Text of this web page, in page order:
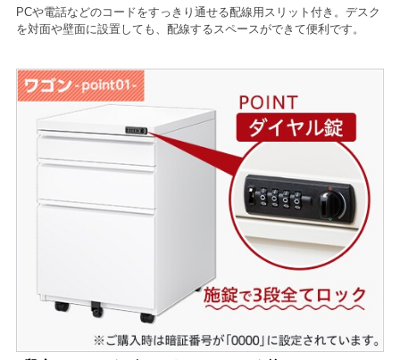
PCや電話などのコードをすっきり通せる配線用スリット付き。デスク
を対面や壁面に設置しても、配線するスペースができて便利です。